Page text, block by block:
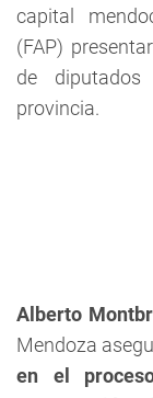
capital
(FAP)
de
provincia.
Alberto
Mendoza
en el